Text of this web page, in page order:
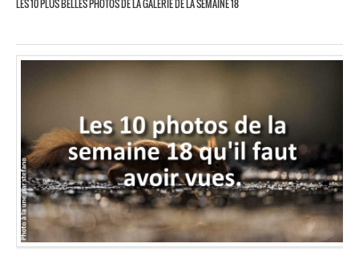
LES 10 PLUS BELLES PHOTOS DE LA GALERIE DE LA SEMAINE 18